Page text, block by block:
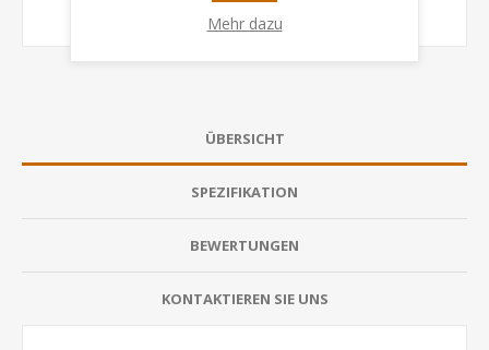
ÜBERSICHT
SPEZIFIKATION
BEWERTUNGEN
KONTAKTIEREN SIE UNS
Mehr dazu